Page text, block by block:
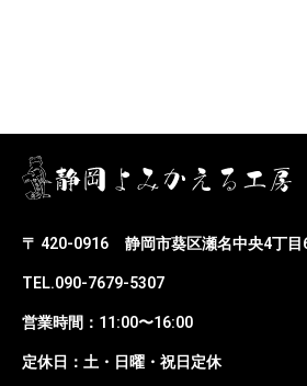
〒 420-0916 静岡市葵区瀬名中央4丁
TEL.090-7679-5307
営業時間：11:00〜16:00
定休日：土・日曜・祝日定休